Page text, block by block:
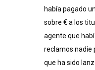
había pagado
sobre € a los
agente que
reclamos nadie
que ha sido